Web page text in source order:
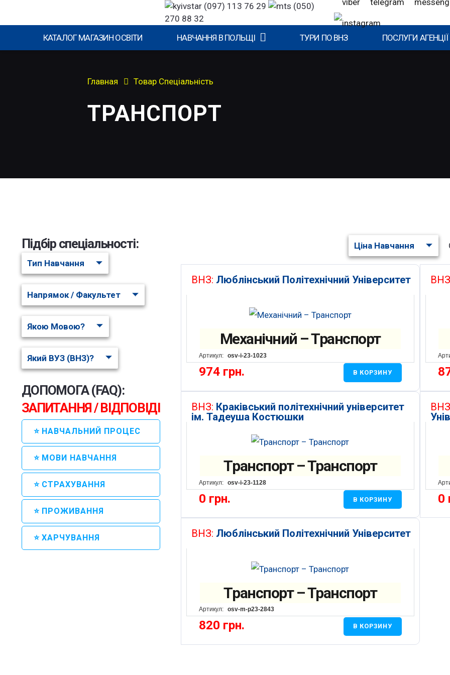
(097) 113 76 29
(050)
270 88 32
КАТАЛОГ МАГАЗИН ОСВІТИ
НАВЧАННЯ В ПОЛЬЩІ ТУРИ ПО ВНЗ ПОСЛУГИ АГЕНЦІЇ
Главная Товар Спеціальність
ТРАНСПОРТ
Підбір спеціальності:
Тип Навчання
Напрямок / Факультет
Якою Мовою?
Який ВУЗ (ВНЗ)?
ДОПОМОГА (FAQ):
ЗАПИТАННЯ / ВІДПОВІДІ
⭐ НАВЧАЛЬНИЙ ПРОЦЕС
⭐ МОВИ НАВЧАННЯ
⭐ СТРАХУВАННЯ
⭐ ПРОЖИВАННЯ
⭐ ХАРЧУВАННЯ
Ціна Навчання
ВНЗ: Люблінський Політехнічний Університет
Механічний – Транспорт
Артикул: osv-i-23-1023
974 грн. В КОРЗИНУ
ВНЗ: Краківський політехнічний університет
ім. Тадеуша Костюшки
Транспорт – Транспорт
Артикул: osv-i-23-1128
0 грн. В КОРЗИНУ 0
ВНЗ: Люблінський Політехнічний Університет
Транспорт – Транспорт
Артикул: osv-m-p23-2843
820 грн. В КОРЗИНУ